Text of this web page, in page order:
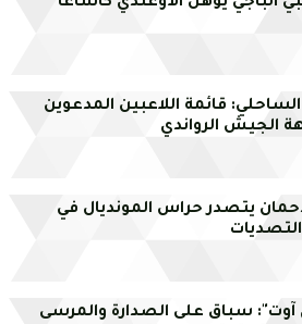
قائمة اللاعبين المدعوين
الجيش الرواندي
يتصدر حراس المونديال في
آوت": سباق على الصدارة والمرسى